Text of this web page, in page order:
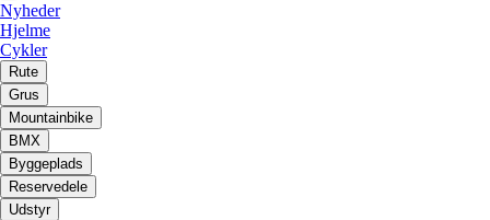
Nyheder
Hjelme
Cykler
Rute
Grus
Mountainbike
BMX
Byggeplads
Reservedele
Udstyr